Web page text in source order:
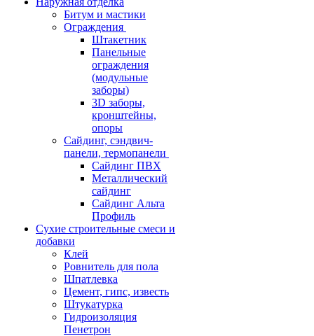
Битум и мастики
Ограждения
Штакетник
Панельные
ограждения
(модульные
заборы)
3D заборы,
кронштейны,
опоры
Cайдинг, сэндвич-
панели, термопанели
Сайдинг ПВХ
Металлический
сайдинг
Сайдинг Альта
Профиль
Сухие строительные смеси и
добавки
Клей
Ровнитель для пола
Шпатлевка
Цемент, гипс, известь
Штукатурка
Гидроизоляция
Пенетрон